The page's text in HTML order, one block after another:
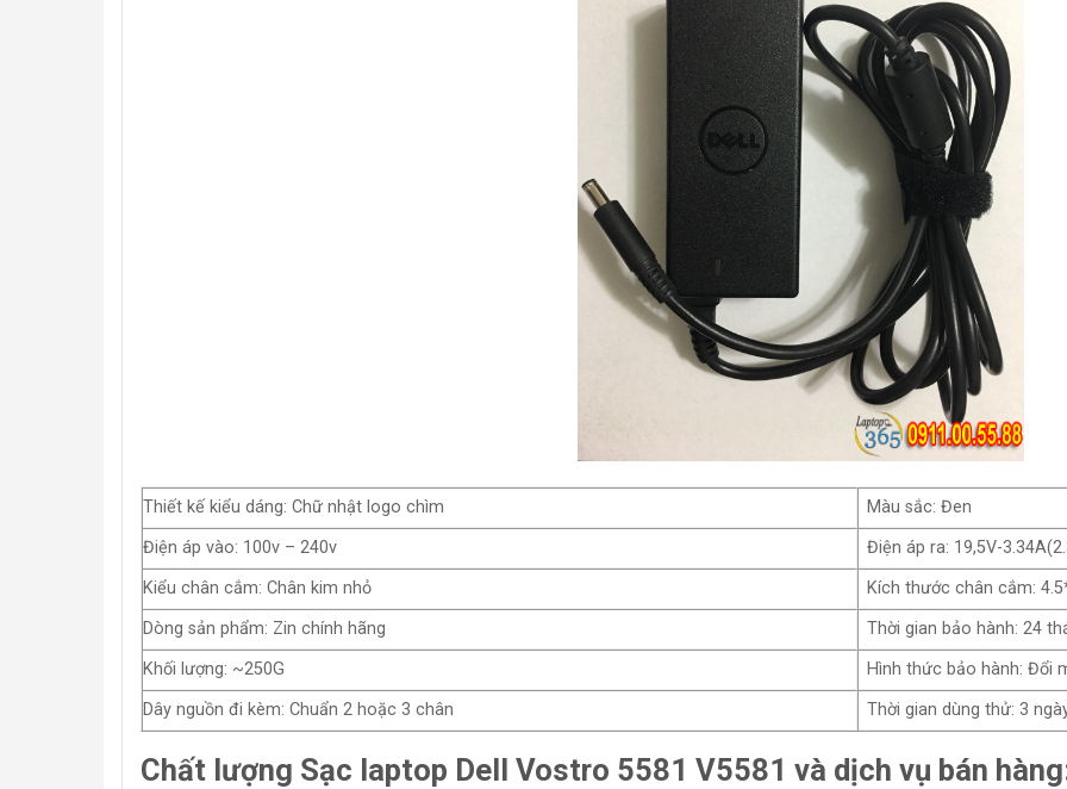
Thiết kế kiểu dáng: Chữ nhật logo chìm
Màu sắc: Đen
Điện áp vào: 100v – 240v
Điện áp ra: 19,5V-
Kiểu chân cắm: Chân kim nhỏ
Kích thước chân cắm:
Dòng sản phẩm: Zin chính hãng
Thời gian bảo hành: 24
Khối lượng: ~250G
Hình thức bảo hành: Đổi
Dây nguồn đi kèm: Chuẩn 2 hoặc 3 chân
Thời gian dùng thử: 3
Chất lượng Sạc laptop Dell Vostro 5581 V5581 và dịch vụ bán